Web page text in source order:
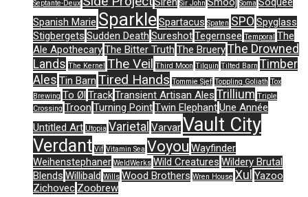
Septante-Deux
Sir John Soma
Spanish Marie SparkleSpartacus Spaten SPO Spyglass
Stigbergets Sudden Death SureshotTegernsee Temporal The
Ale ApothecaryThe Bitter Truth The BrueryThe Drowned
Lands The Kernel The Veil Third Moon Tilquin Tilted Barn Timber
Ales Tin Barn Tired Hands Tommie Sjef Toppling Goliath Tox
Brewing To Øl TrackTransient Artisan Ales Trillium Triple
Crossing Troon Turning PointTwin ElephantUne Année
Untitled Art Utopia Varietal VarvarVault City
Verdant Vif Vitamin Sea Voyou Wayfinder
Weihenstephaner WeldWerks Wild Creatures Wildery Brutal
Blends Willibald Wills Wood Brothers Wren House Xul Yazoo
Zichovec Zoobrew